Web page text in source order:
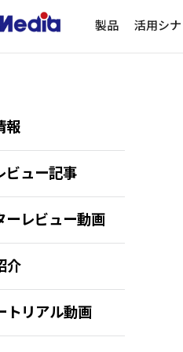
製品 活用シ
報
ビュー記事
ーレビュー動画
介
トリアル動画